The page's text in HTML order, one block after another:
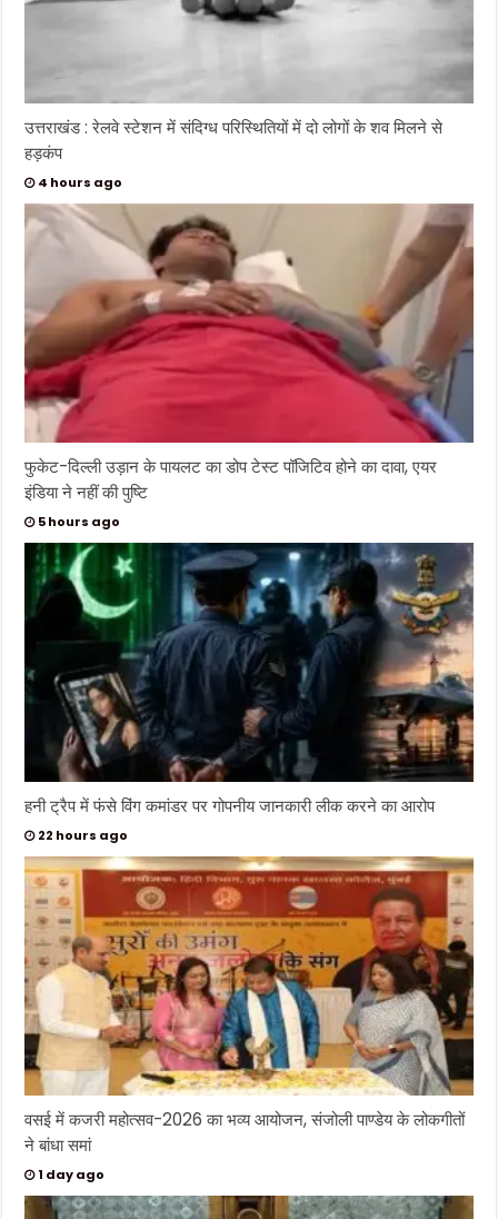
उत्तराखंड : रेलवे स्टेशन में संदिग्ध परिस्थितियों में दो लोगों के शव मिलने से
हड़कंप
4 hours ago
फुकेट-दिल्ली उड़ान के पायलट का डोप टेस्ट पॉजिटिव होने का दावा, एयर
इंडिया ने नहीं की पुष्टि
5 hours ago
हनी ट्रैप में फंसे विंग कमांडर पर गोपनीय जानकारी लीक करने का आरोप
22 hours ago
वसई में कजरी महोत्सव-2026 का भव्य आयोजन, संजोली पाण्डेय के लोकगीतों
ने बांधा समां
1 day ago